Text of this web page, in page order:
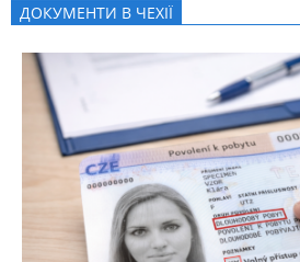
ДОКУМЕНТИ В ЧЕХІЇ